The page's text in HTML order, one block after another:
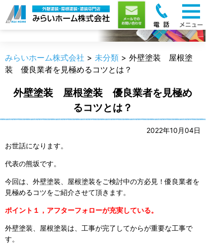
職人のうんちく
みらいホーム株式会社 > 未分類 > 外壁塗装 屋根塗
装 優良業者を見極めるコツとは？
外壁塗装 屋根塗装 優良業者を見極め
るコツとは？
2022年10月04日
お世話になります。
代表の熊坂です。
今回は、外壁塗装、屋根塗装をご検討中の方必見！優良業者を
見極めるコツをご紹介させて頂きます。
ポイント１，アフターフォローが充実している。
外壁塗装、屋根塗装は、工事が完了してからが重要な工事で
す。